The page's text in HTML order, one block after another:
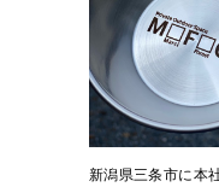
新潟県三条市に本